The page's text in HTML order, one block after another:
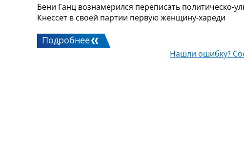
Бени Ганц вознамерился переписать политическо-
Кнессет в своей партии первую женщину-хареди
Подробнее
Нашли ошибку?